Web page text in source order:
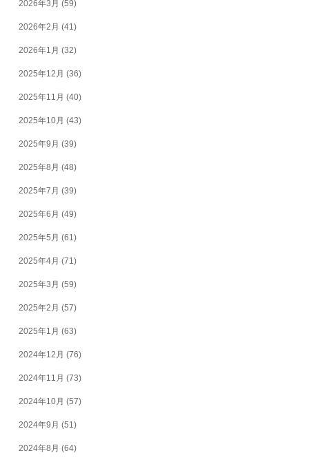
2026年3月 (59)
2026年2月 (41)
2026年1月 (32)
2025年12月 (36)
2025年11月 (40)
2025年10月 (43)
2025年9月 (39)
2025年8月 (48)
2025年7月 (39)
2025年6月 (49)
2025年5月 (61)
2025年4月 (71)
2025年3月 (59)
2025年2月 (57)
2025年1月 (63)
2024年12月 (76)
2024年11月 (73)
2024年10月 (57)
2024年9月 (51)
2024年8月 (64)